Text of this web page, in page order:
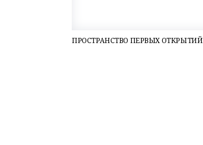
ПРОСТРАНСТВО ПЕРВЫХ ОТКРЫТИЙ